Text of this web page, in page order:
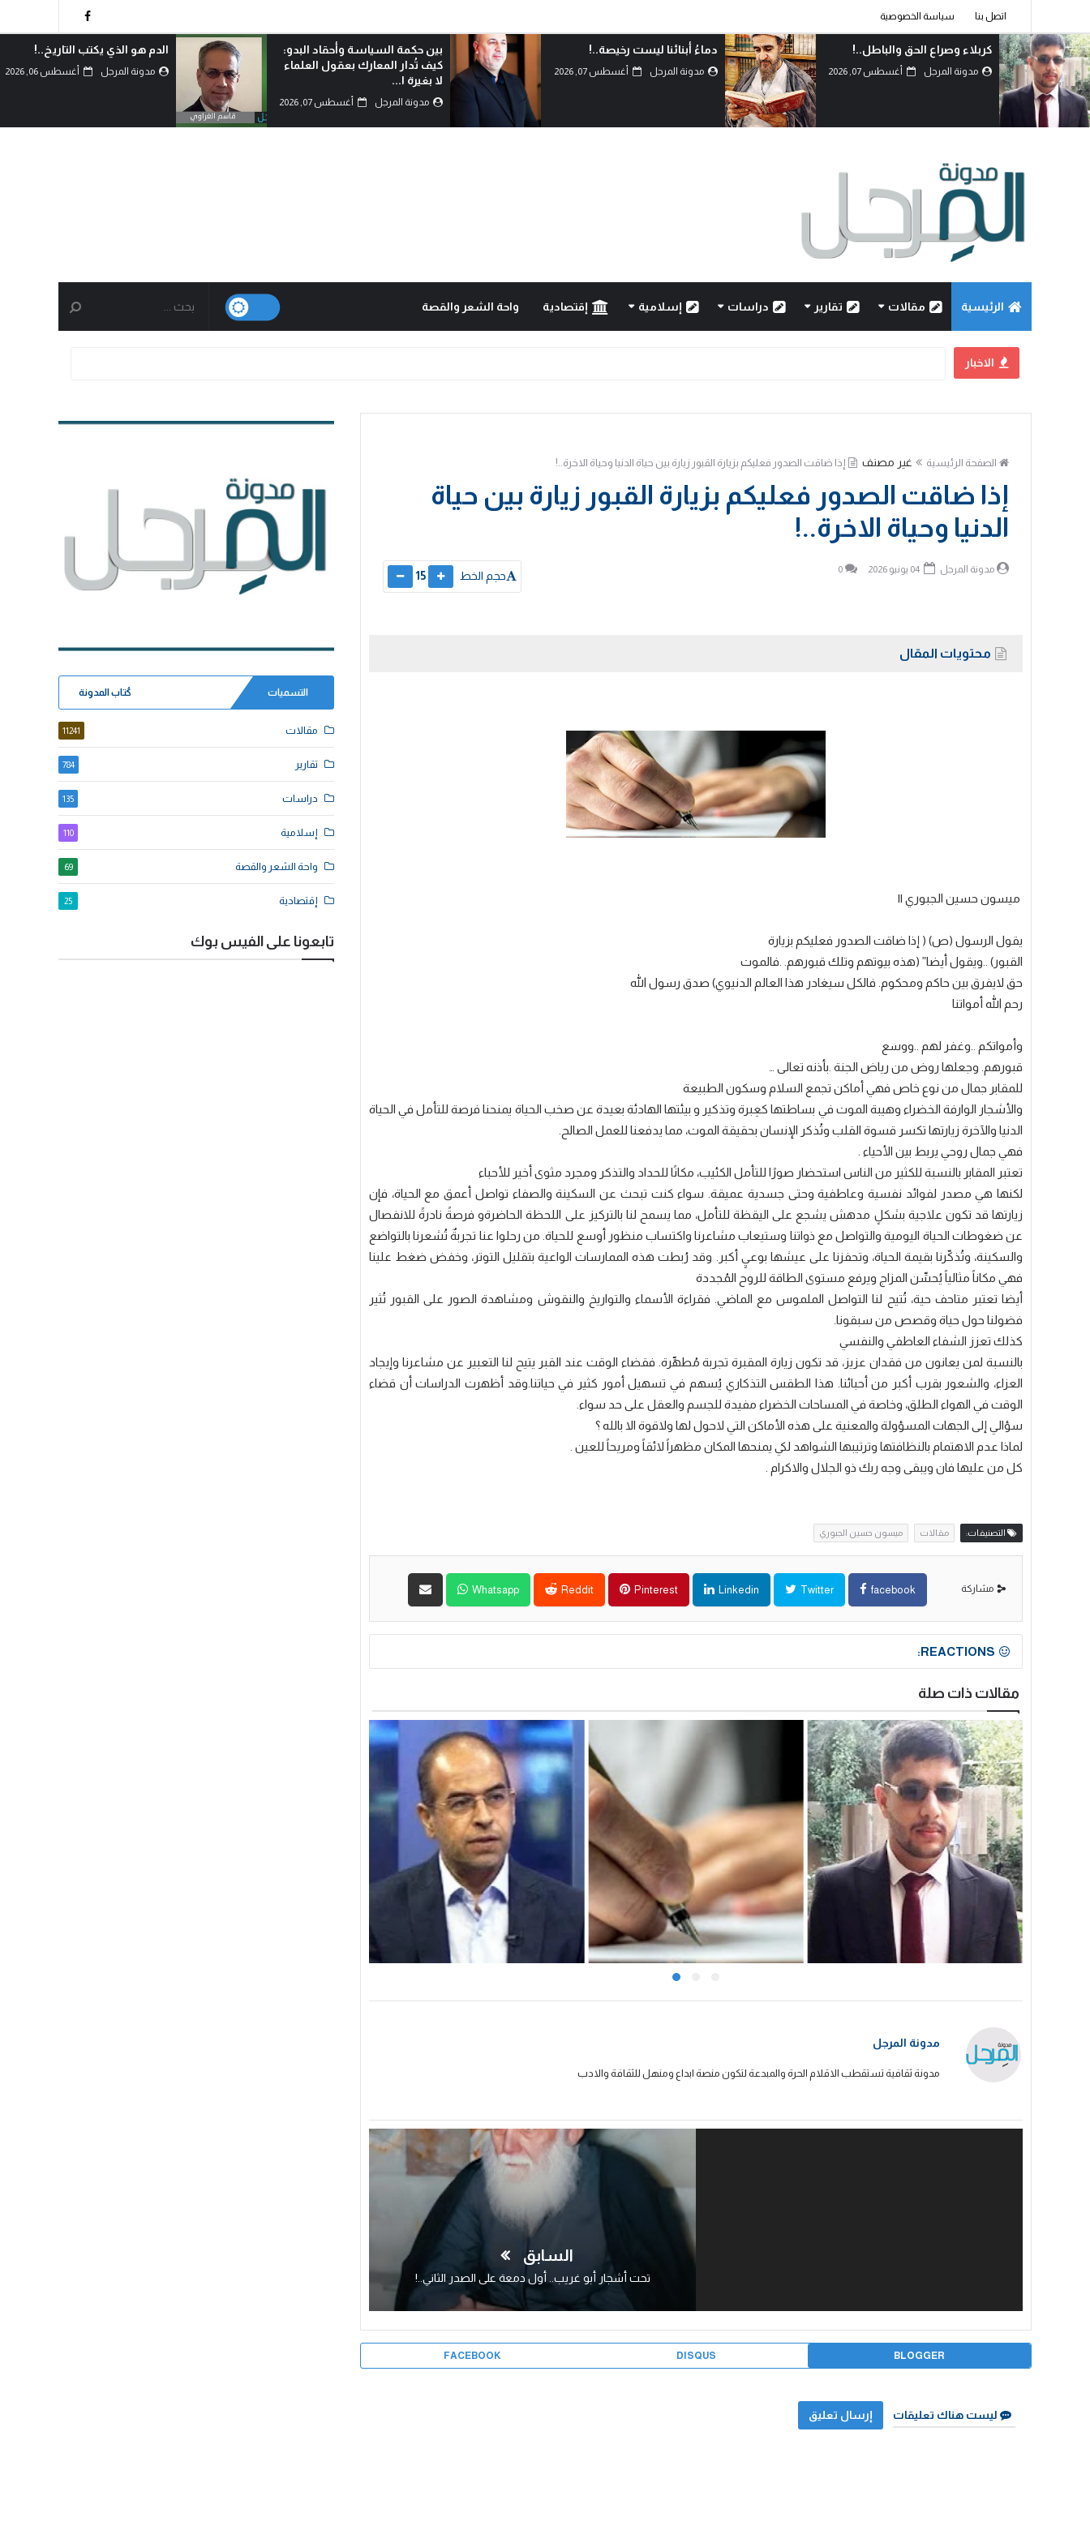
اتصل بنا سياسة الخصوصية
كربلاء وصراع الحق والباطل..!
مدونة المرجل أغسطس 07, 2026
دماءُ أبنائنا ليست رخيصة..!
مدونة المرجل أغسطس 07, 2026
بين حكمة السياسة وأحقاد البدو:
كيف تُدار المعارك بعقول العلماء
لا بغيرة ا...
مدونة المرجل أغسطس 07, 2026
الدم هو الذي يكتب التاريخ..!
مدونة المرجل أغسطس 06, 2026
الرئيسية مقالات تقارير دراسات إسلامية إقتصادية واحة الشعر والقصة
الاخبار
الصفحة الرئيسية غير مصنف إذا ضاقت الصدور فعليكم بزيارة القبور زيارة بين حياة الدنيا وحياة الاخرة..!
إذا ضاقت الصدور فعليكم بزيارة القبور زيارة بين حياة
الدنيا وحياة الاخرة..!
مدونة المرجل 0 حجم الخط 15
محتويات المقال
ميسون حسين الجبوري ||
يقول الرسول (ص) ( إذا ضاقت الصدور فعليكم بزيارة
القبور) ..ويقول أيضا” (هذه بيوتهم وتلك قبورهم. .فالموت
حق لايفرق بين حاكم ومحكوم. فالكل سيغادر هذا العالم الدنيوي) صدق رسول الله
رحم الله أمواتنا
وأمواتكم ..وغفر لهم ..ووسع
قبورهم. وجعلها روض من رياض الجنة .بأذنه تعالى …
للمقابر جمال من نوع خاص فهي أماكن تجمع السلام وسكون الطبيعة
والأشجار الوارفة الخضراء وهيبة الموت في بساطتها كعِبرة وتذكير و بيئتها الهادئة بعيدة عن صخب الحياة يمنحنا فرصة للتأمل في الحياة
الدنيا والآخرة زيارتها تكسر قسوة القلب وتُذكر الإنسان بحقيقة الموت، مما يدفعنا للعمل الصالح.
فهي جمال روحي يربط بين الأحياء .
تعتبر المقابر بالنسبة للكثير من الناس استحضار صورًا للتأمل الكئيب، مكانًا للحداد والتذكر ومجرد مثوى أخير للأحباء
لكنها هي مصدر لفوائد نفسية وعاطفية وحتى جسدية عميقة. سواء كنت تبحث عن السكينة والصفاء تواصل أعمق مع الحياة، فإن
زيارتها قد تكون علاجية بشكلٍ مدهش يشجع على اليقظة للتأمل، مما يسمح لنا بالتركيز على اللحظة الحاضرةو فرصةً نادرةً للانفصال
عن ضغوطات الحياة اليومية والتواصل مع ذواتنا وستيعاب مشاعرنا واكتساب منظور أوسع للحياة. من رحلوا عنا تجربةٌ تُشعرنا بالتواضع
والسكينة، وتُذكّرنا بقيمة الحياة، وتحفزنا على عيشها بوعيٍ أكبر. وقد رُبطت هذه الممارسات الواعية بتقليل التوتر، وخفض ضغط علينا
فهي مكاناً مثالياً يُحسِّن المزاج ويرفع مستوى الطاقة للروح المُجددة
أيضا تعتبر متاحف حية، تُتيح لنا التواصل الملموس مع الماضي. فقراءة الأسماء والتواريخ والنقوش ومشاهدة الصور على القبور تُثير
فضولنا حول حياة وقصص من سبقونا.
كذلك تعزز الشفاء العاطفي والنفسي
بالنسبة لمن يعانون من فقدان عزيز، قد تكون زيارة المقبرة تجربة مُطهِّرة. فقضاء الوقت عند القبر يتيح لنا التعبير عن مشاعرنا وإيجاد
العزاء، والشعور بقرب أكبر من أحبائنا. هذا الطقس التذكاري يُسهم في تسهيل أمور كثير في حياتنا.وقد أظهرت الدراسات أن قضاء
الوقت في الهواء الطلق، وخاصة في المساحات الخضراء مفيدة للجسم والعقل على حد سواء.
سؤالي إلى الجهات المسؤولة والمعنية على هذه الأماكن التي لاحول لها ولاقوة الا بالله ؟
لماذا عدم الاهتمام بالنظافتها وترتيبها الشواهد لكي يمنحها المكان مظهراً لائقاً ومريحاً للعين .
كل من عليها فان ويبقى وجه ربك ذو الجلال والاكرام .
التصنيفات: مقالات ميسون حسين الجبوري
مشاركة facebook
Twitter
Linkedin
Pinterest
Reddit
Whatsapp
REACTIONS:
مقالات ذات صلة
مدونة المرجل
مدونة ثقافية تستقطب الاقلام الحرة والمبدعة لتكون منصة ابداع ومنهل للثقافة والادب
السابق
تحت أشجار أبو غريب.. أول دمعة على الصدر الثاني..!
BLOGGER
DISQUS
FACEBOOK
ليست هناك تعليقات إرسال تعليق
التسميات كُتاب المدونة
مقالات 11241
تقارير 784
دراسات 135
إسلامية 110
واحة الشعر والقصة 69
إقتصادية 25
تابعونا على الفيس بوك